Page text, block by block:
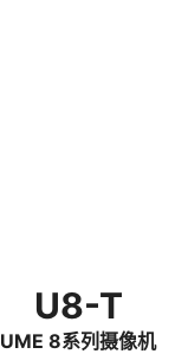
U8-T
UME 8系列摄像机